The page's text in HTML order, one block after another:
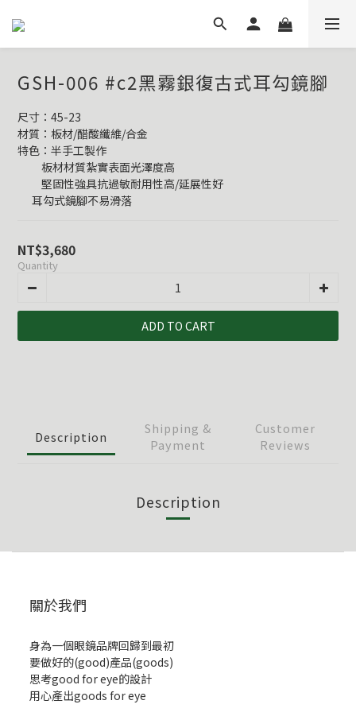
GSH-006 #c2黑霧銀復古式耳勾鏡腳
尺寸：45-23
材質：板材/醋酸纖維/合金
特色：半手工製作
          板材材質紮實表面光澤度高
          堅固性強具抗過敏耐用性高/延展性好
      耳勾式鏡腳不易滑落
NT$3,680
Quantity
ADD TO CART
Description
Shipping &
Payment
Customer
Reviews
Description
關於我們
身為一個眼鏡品牌回歸到最初
要做好的(good)產品(goods)
思考good for eye的設計
用心產出goods for eye